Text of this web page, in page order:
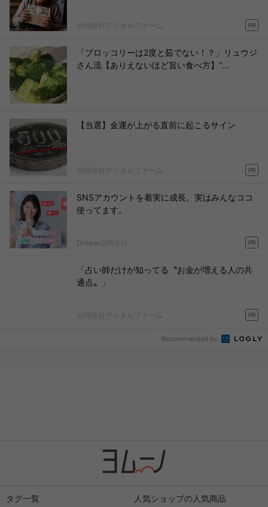
合同会社デジタルファーム PR
「ブロッコリーは2度と茹でない！？」リュウジ
さん流【ありえないほど旨い食べ方】"...
【当選】金運が上がる直前に起こるサイン
合同会社デジタルファーム PR
SNSアカウントを着実に成長。実はみんなココ
使ってます。
Dreaw合同会社 PR
「占い師だけが知ってる〝お金が増える人の共
通点〟」
合同会社デジタルファーム PR
Recommended by
タグ一覧 人気ショップの人気商品